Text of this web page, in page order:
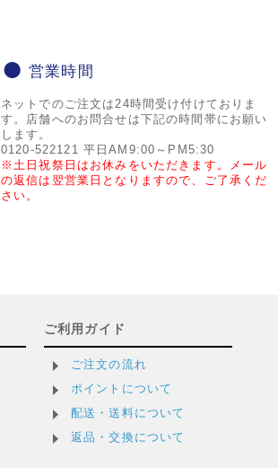
営業時間
ネットでのご注文は24時間受け付けておりま
す。店舗へのお問合せは下記の時間帯にお願い
します。
0120-522121 平日AM9:00～PM5:30
※土日祝祭日はお休みをいただきます。メール
の返信は翌営業日となりますので、ご了承くだ
さい。
ご利用ガイド
ご注文の流れ
ポイントについて
配送・送料について
返品・交換について